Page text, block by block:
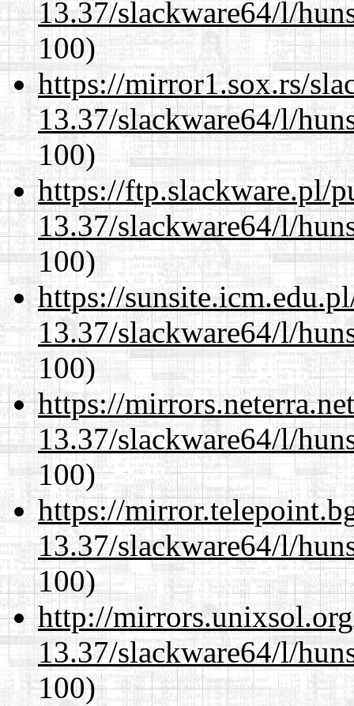
13.37/slackware64/l/
100)
https://mirror1.sox.rs/
13.37/slackware64/l/
100)
https://ftp.slackware.pl/
13.37/slackware64/l/
100)
https://
13.37/slackware64/l/
100)
https://
13.37/slackware64/l/
100)
https://
13.37/slackware64/l/
100)
http://
13.37/slackware64/l/
100)